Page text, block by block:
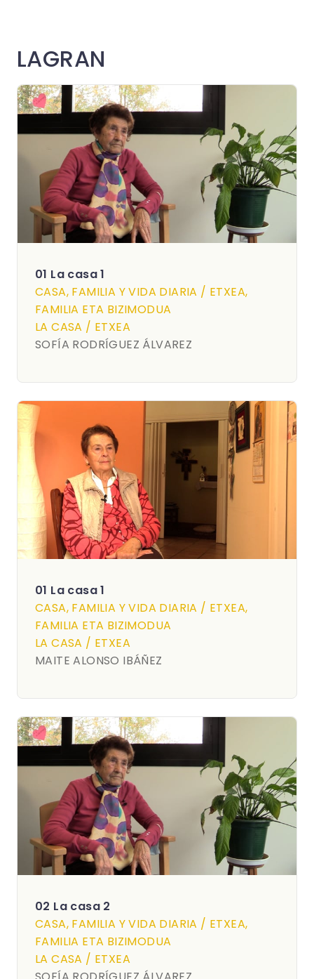
LAGRAN
01 La casa 1
CASA, FAMILIA Y VIDA DIARIA / ETXEA,
FAMILIA ETA BIZIMODUA
LA CASA / ETXEA
SOFÍA RODRÍGUEZ ÁLVAREZ
01 La casa 1
CASA, FAMILIA Y VIDA DIARIA / ETXEA,
FAMILIA ETA BIZIMODUA
LA CASA / ETXEA
MAITE ALONSO IBÁÑEZ
02 La casa 2
CASA, FAMILIA Y VIDA DIARIA / ETXEA,
FAMILIA ETA BIZIMODUA
LA CASA / ETXEA